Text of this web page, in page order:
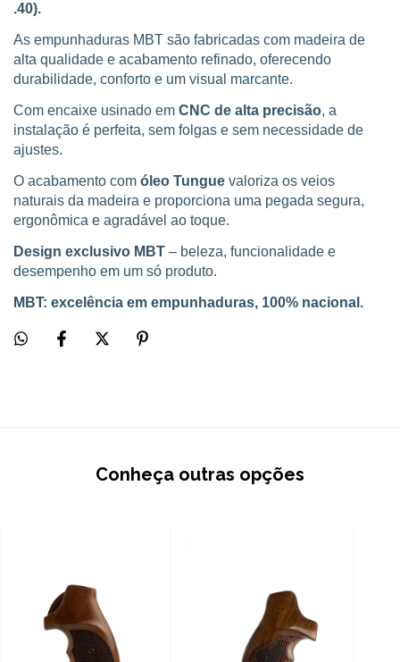
.40).
As empunhaduras MBT são fabricadas com madeira de
alta qualidade e acabamento refinado, oferecendo
durabilidade, conforto e um visual marcante.
Com encaixe usinado em CNC de alta precisão, a
instalação é perfeita, sem folgas e sem necessidade de
ajustes.
O acabamento com óleo Tungue valoriza os veios
naturais da madeira e proporciona uma pegada segura,
ergonômica e agradável ao toque.
Design exclusivo MBT – beleza, funcionalidade e
desempenho em um só produto.
MBT: excelência em empunhaduras, 100% nacional.
Conheça outras opções